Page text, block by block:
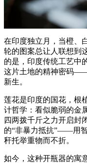
在印度独立月，当橙、
轮的图案总让人联想到
的是，印度传统工艺中
这片土地的精神密码
新生。
莲花是印度的国花，根
计哲学：看似脆弱的金
四两拨千斤之力开启封
的“非暴力抵抗”——用
秆托举重物而不折。
如今，这种开瓶器的寓